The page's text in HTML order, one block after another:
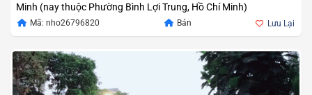
Minh (nay thuộc Phường Bình Lợi Trung, Hồ Chí Minh)
Mã: nho26796820 Bán Lưu Lại